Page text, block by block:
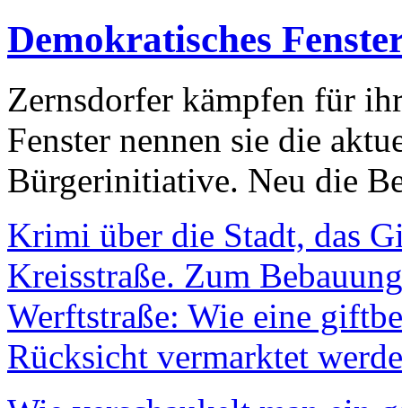
Demokratisches
Zernsdorfer kämpfen für
Fenster nennen sie die
Bürgerinitiative. Neu die
Krimi über die Stadt, das
Kreisstraße. Zum
Werftstraße: Wie eine
Rücksicht vermarktet